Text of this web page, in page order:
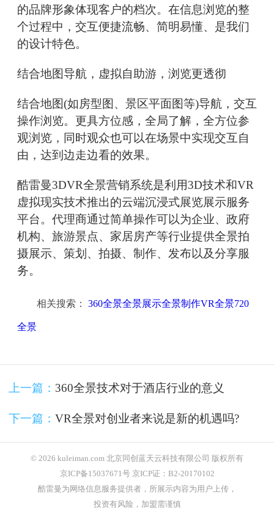
的品牌形象体现客户的档次。在信息浏览的整
个过程中，交互便捷流畅、简明易懂、是我们
的设计特色。
结合地图导航，虚拟自助游，浏览更透彻
结合地图(如房型图、景区平面图等)导航，交互
操作浏览。更具方位感，全局了解，全方位参
观浏览，同时观众也可以在场景中实现交互自
由，达到边走边看的效果。
酷雷曼3DVR全景营销系统是利用3D技术和VR
虚拟现实技术推出的云端沉浸式展览展示服务
平台。代理商通过简单操作可以为企业、政府
机构、旅游景点、家居房产等行业提供全景拍
摄展示、策划、拍摄、制作、发布以及分享服
务。
相关搜索： 360全景全景展示全景制作VR全景720
全景
上一篇： 360全景技术对于酒店行业的意义
下一篇： VR全景对创业者来说是新的机遇吗?
© 2026 kuleiman.com 北京同创蓝天云科技有限公司 版权所有
京ICP备15037671号 京ICP证：B2-20170102
酷雷曼为网络信息服务提供者，所展示内容为用户上传，
投资有风险，加盟需谨慎